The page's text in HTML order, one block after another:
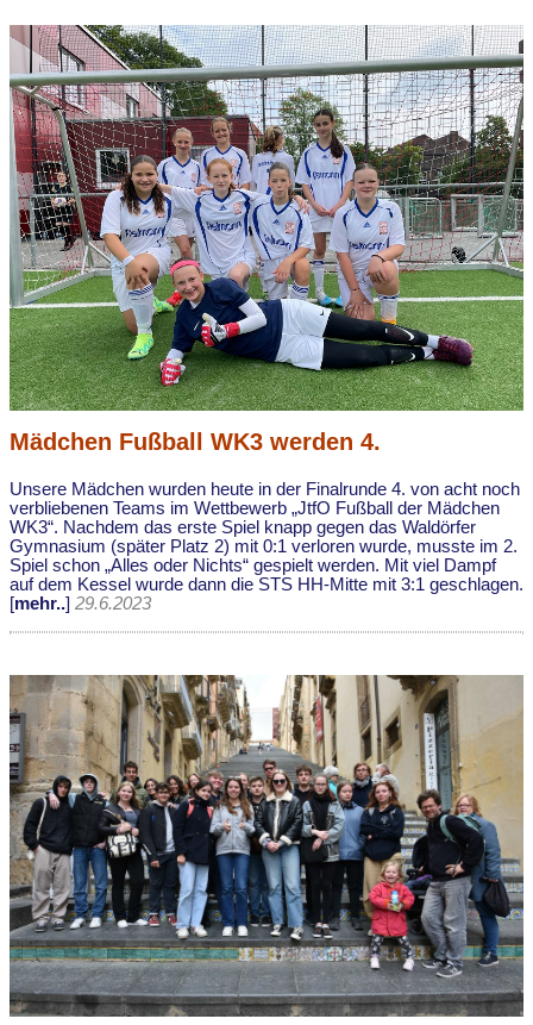
Mädchen Fußball WK3 werden 4.
Unsere Mädchen wurden heute in der Finalrunde 4. von acht noch
verbliebenen Teams im Wettbewerb „JtfO Fußball der Mädchen
WK3“. Nachdem das erste Spiel knapp gegen das Waldörfer
Gymnasium (später Platz 2) mit 0:1 verloren wurde, musste im 2.
Spiel schon „Alles oder Nichts“ gespielt werden. Mit viel Dampf
auf dem Kessel wurde dann die STS HH-Mitte mit 3:1 geschlagen.
[mehr..] 29.6.2023